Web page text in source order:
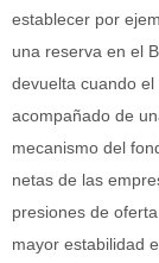
establecer por
una reserva en el
devuelta cuando
acompañado de
mecanismo del
netas de las
presiones de
mayor estabilidad